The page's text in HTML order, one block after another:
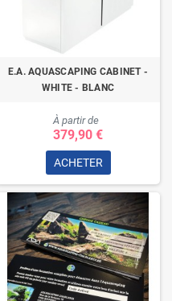
E.A. AQUASCAPING CABINET -
WHITE - BLANC
À partir de
379,90 €
ACHETER